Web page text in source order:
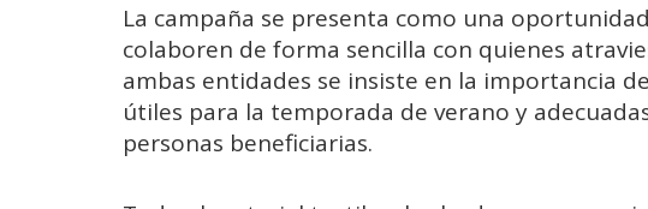
La campaña se presenta como una
colaboren de forma sencilla con quienes
ambas entidades se insiste en la importancia
útiles para la temporada de verano y
personas beneficiarias.